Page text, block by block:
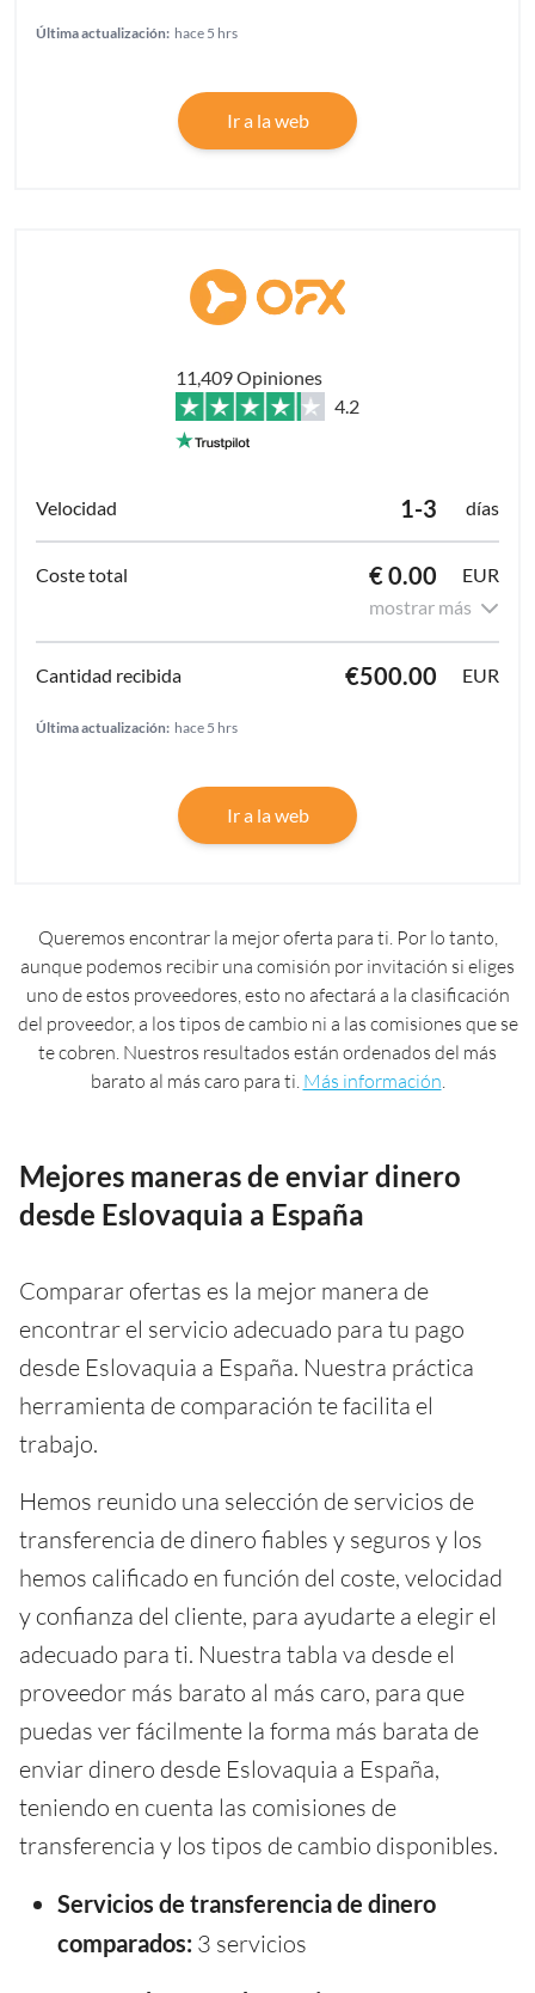
Última actualización: hace 5 hrs
Ir a la web
11,409 Opiniones
4.2
1-3 días
€ 0.00
EUR
mostrar más
€500.00 EUR
Última actualización: hace 5 hrs
Ir a la web
Queremos encontrar la mejor oferta para ti. Por lo tanto,
aunque podemos recibir una comisión por invitación si eliges
uno de estos proveedores, esto no afectará a la clasificación
del proveedor, a los tipos de cambio ni a las comisiones que se
te cobren. Nuestros resultados están ordenados del más
barato al más caro para ti. Más información.
Mejores maneras de enviar dinero
desde Eslovaquia a España
Comparar ofertas es la mejor manera de
encontrar el servicio adecuado para tu pago
desde Eslovaquia a España. Nuestra práctica
herramienta de comparación te facilita el
trabajo.
Hemos reunido una selección de servicios de
transferencia de dinero fiables y seguros y los
hemos calificado en función del coste, velocidad
y confianza del cliente, para ayudarte a elegir el
adecuado para ti. Nuestra tabla va desde el
proveedor más barato al más caro, para que
puedas ver fácilmente la forma más barata de
enviar dinero desde Eslovaquia a España,
teniendo en cuenta las comisiones de
transferencia y los tipos de cambio disponibles.
Servicios de transferencia de dinero
comparados: 3 servicios